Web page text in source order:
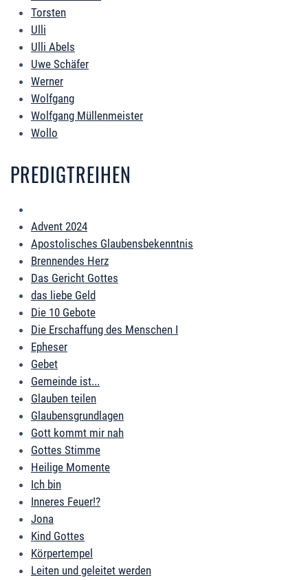
Torsten
Ulli
Ulli Abels
Uwe Schäfer
Werner
Wolfgang
Wolfgang Müllenmeister
Wollo
PREDIGTREIHEN
Advent 2024
Apostolisches Glaubensbekenntnis
Brennendes Herz
Das Gericht Gottes
das liebe Geld
Die 10 Gebote
Die Erschaffung des Menschen I
Epheser
Gebet
Gemeinde ist...
Glauben teilen
Glaubensgrundlagen
Gott kommt mir nah
Gottes Stimme
Heilige Momente
Ich bin
Inneres Feuer!?
Jona
Kind Gottes
Körpertempel
Leiten und geleitet werden